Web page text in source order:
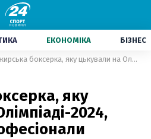
ЕКОНОМІКА БІЗНЕС
Алжирська боксерка, яку цькували на Олімпіаді-2024, перейде у професіонали
яку
2024,